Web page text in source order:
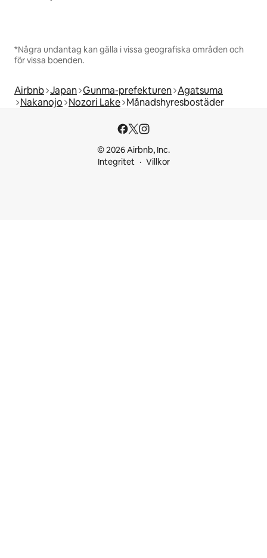
*Några undantag kan gälla i vissa geografiska områden och
för vissa boenden.
Airbnb Japan Gunma-prefekturen Agatsuma
Nakanojo Nozori Lake Månadshyresbostäder
© 2026 Airbnb, Inc.
Integritet
Villkor